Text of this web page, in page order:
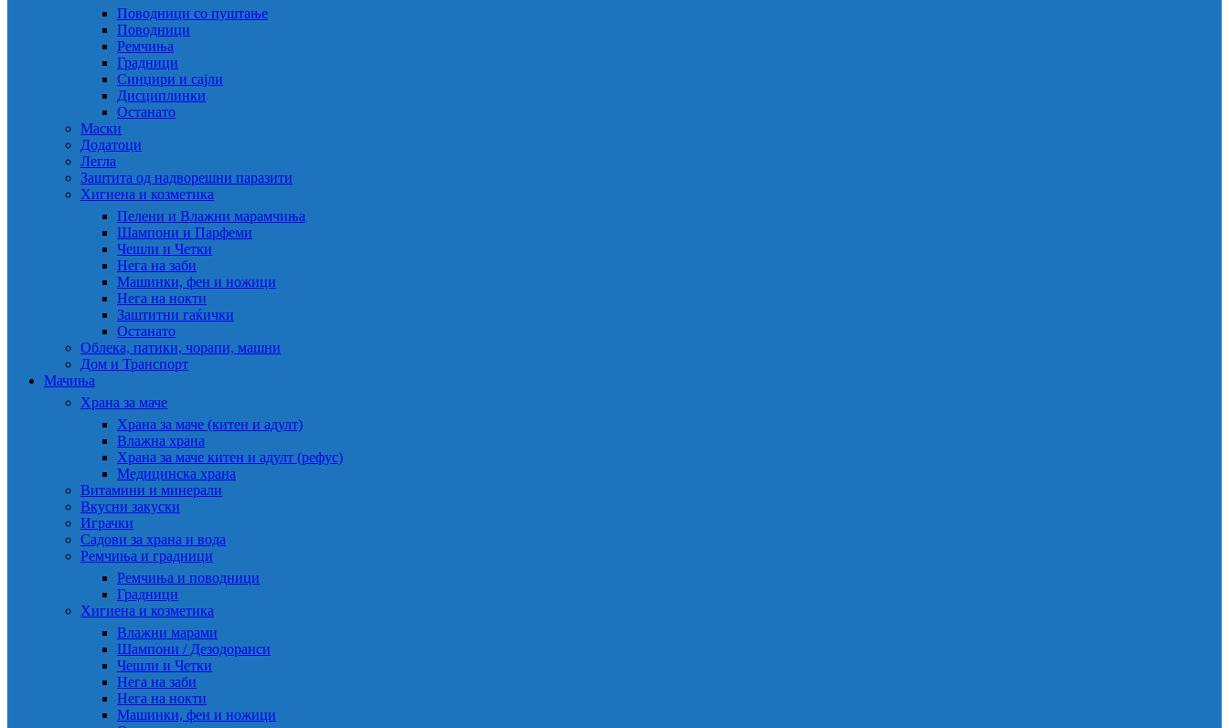
Поводници со пуштање
Поводници
Ремчиња
Градници
Синџири и сајли
Дисциплинки
Останато
Маски
Додатоци
Легла
Заштита од надворешни паразити
Хигиена и козметика
Пелени и Влажни марамчиња
Шампони и Парфеми
Чешли и Четки
Нега на заби
Машинки, фен и ножици
Нега на нокти
Заштитни гаќички
Останато
Облека, патики, чорапи, машни
Дом и Транспорт
Мачиња
Храна за маче
Храна за маче (китен и адулт)
Влажна храна
Храна за маче китен и адулт (рефус)
Медицинска храна
Витамини и минерали
Вкусни закуски
Играчки
Садови за храна и вода
Ремчиња и градници
Ремчиња и поводници
Градници
Хигиена и козметика
Влажни марами
Шампони / Дезодоранси
Чешли и Четки
Нега на заби
Нега на нокти
Машинки, фен и ножици